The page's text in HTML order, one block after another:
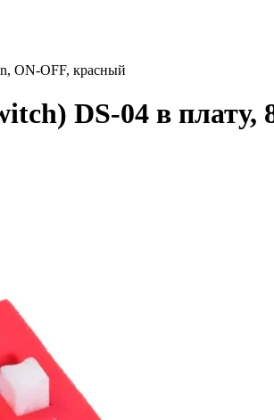
ON-OFF, красный
DS-04 в